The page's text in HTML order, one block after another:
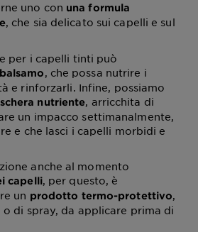
uno con una formula
, che sia delicato sui capelli e sul
per i capelli tinti può
balsamo, che possa nutrire i
e rinforzarli. Infine, possiamo
nutriente, arricchita di
un impacco settimanalmente,
e che lasci i capelli morbidi e
anche al momento
capelli, per questo, è
un prodotto termo-protettivo,
di spray, da applicare prima di